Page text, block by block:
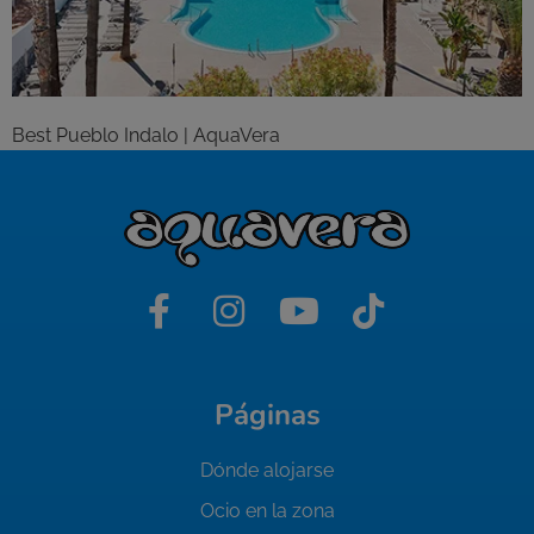
Best Pueblo Indalo | AquaVera
Páginas
Dónde alojarse
Ocio en la zona